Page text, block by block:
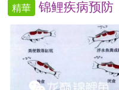
精華 锦鲤疾病预防